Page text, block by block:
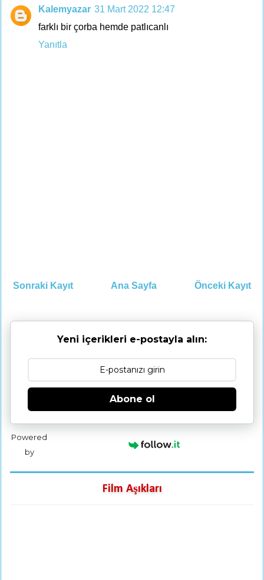
Kalemyazar 31 Mart 2022 12:47
farklı bir çorba hemde patlıcanlı
Yanıtla
Sonraki Kayıt Önceki Kayıt
Ana Sayfa
Yeni içerikleri e-postayla alın:
Abone ol
Powered
by
Film Aşıkları